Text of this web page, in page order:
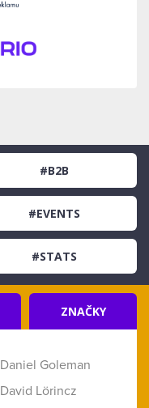
#B2B
#EVENTS
#STATS
ZNAČKY
Daniel Goleman
David Lörincz